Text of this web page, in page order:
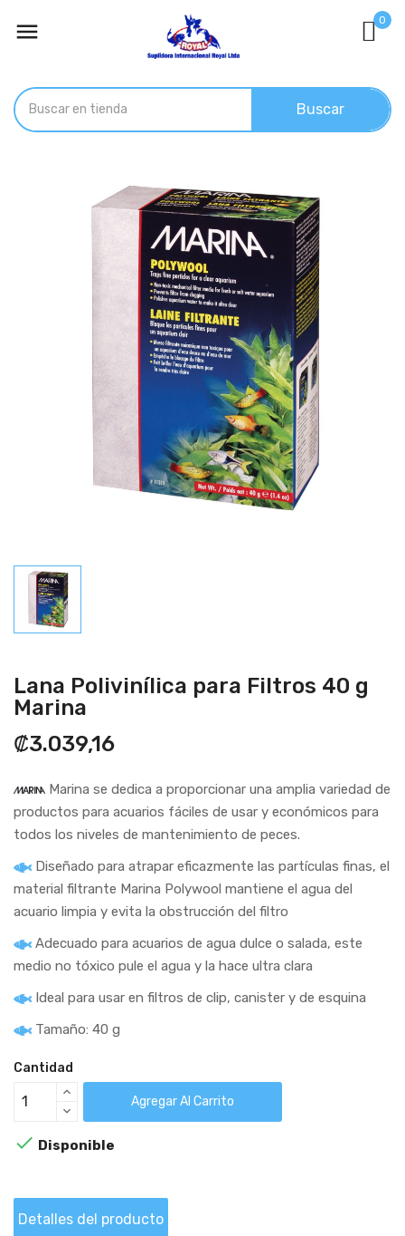
 0
Buscar
Lana Polivinílica para Filtros 40 g
Marina
₡3.039,16
Marina se dedica a proporcionar una amplia variedad de
productos para acuarios fáciles de usar y económicos para
todos los niveles de mantenimiento de peces.
Diseñado para atrapar eficazmente las partículas finas, el
material filtrante Marina Polywool mantiene el agua del
acuario limpia y evita la obstrucción del filtro
Adecuado para acuarios de agua dulce o salada, este
medio no tóxico pule el agua y la hace ultra clara
Ideal para usar en filtros de clip, canister y de esquina
Tamaño: 40 g
Cantidad
Agregar Al Carrito
 Disponible
Detalles del producto